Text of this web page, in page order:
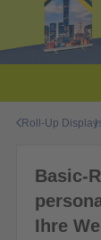
Roll-Up
Basic-
Ihre